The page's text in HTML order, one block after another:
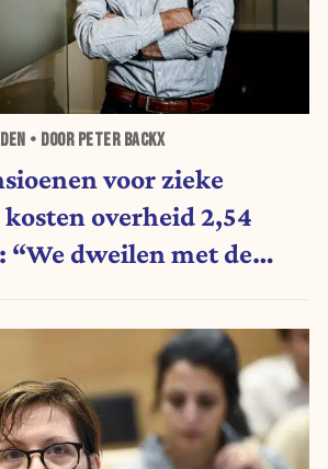
• DOOR PETER BACKX
voor zieke
overheid 2,54
“We dweilen met de